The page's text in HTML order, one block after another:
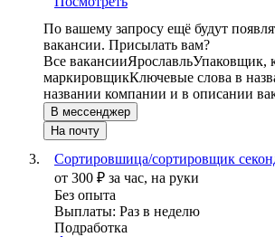
По вашему запросу ещё будут
вакансии. Присылать вам?
Все вакансииЯрославльУпаковщик,
маркировщикКлючевые слова в
названии компании и в описании
В мессенджер
На почту
Сортировшица/сортировщик
от 300 ₽ за час, на руки
Без опыта
Выплаты: Раз в неделю
Подработка